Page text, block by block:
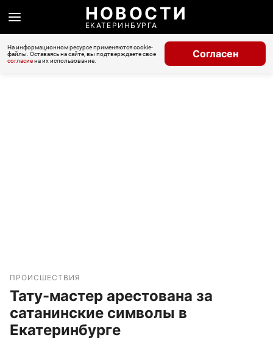
НОВОСТИ
ЕКАТЕРИНБУРГА
На информационном ресурсе применяются cookie-
файлы. Оставаясь на сайте, вы подтверждаете свое
согласиена их использование.
Согласен
ПРОИСШЕСТВИЯ
Тату-мастер арестована за
сатанинские символы в
Екатеринбурге